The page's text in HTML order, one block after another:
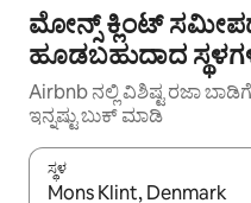
ಮೋನ್ಸ್ ಕ್ಲಿಂಟ್
ಹೂಡಬಹುದಾದ
Airbnb ನಲ್ಲಿ ವಿಶಿಷ್ಟ ರಜಾ
ಇನ್ನಷ್ಟು ಬುಕ್ ಮಾಡಿ
ಸ್ಥಳ
ಫಲಿತಾಂಶಗಳು ಲಭ್ಯವಿರುವಾಗ,